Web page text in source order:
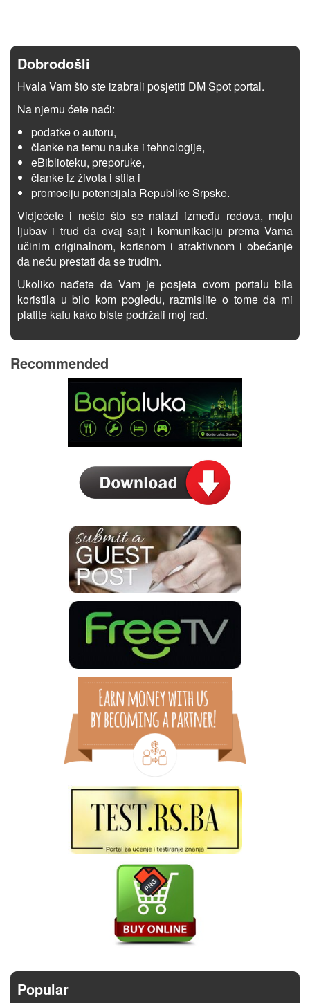
Dobrodošli
Hvala Vam što ste izabrali posjetiti DM Spot portal.
Na njemu ćete naći:
podatke o autoru,
članke na temu nauke i tehnologije,
eBiblioteku, preporuke,
članke iz života i stila i
promociju potencijala Republike Srpske.
Vidjećete i nešto što se nalazi između redova, moju
ljubav i trud da ovaj sajt i komunikaciju prema Vama
učinim originalnom, korisnom i atraktivnom i obećanje
da neću prestati da se trudim.
Ukoliko nađete da Vam je posjeta ovom portalu bila
koristila u bilo kom pogledu, razmislite o tome da mi
platite kafu kako biste podržali moj rad.
Recommended
Popular